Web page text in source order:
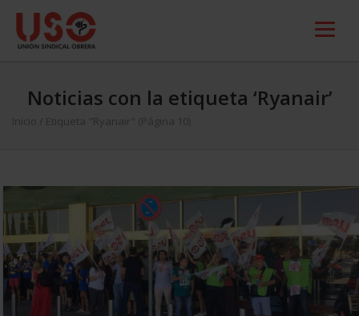
Noticias con la etiqueta ‘Ryanair’
Inicio Etiqueta "Ryanair" (Página 10)